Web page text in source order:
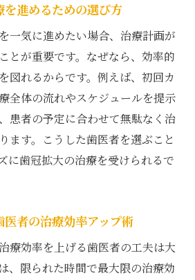
進めるための選び方
一気に進めたい場合、治療計画が
とが重要です。なぜなら、効率的
図れるからです。例えば、初回カ
全体の流れやスケジュールを提示
患者の予定に合わせて無駄なく治
ます。こうした歯医者を選ぶこと
に歯冠拡大の治療を受けられるで
者の治療効率アップ術
療効率を上げる歯医者の工夫は大
、限られた時間で最大限の治療効